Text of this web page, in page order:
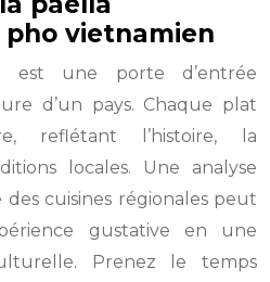
vietnamien
est une porte d’entrée
d’un pays. Chaque plat
reflétant l’histoire, la
locales. Une analyse
cuisines régionales peut
gustative en une
Prenez le temps